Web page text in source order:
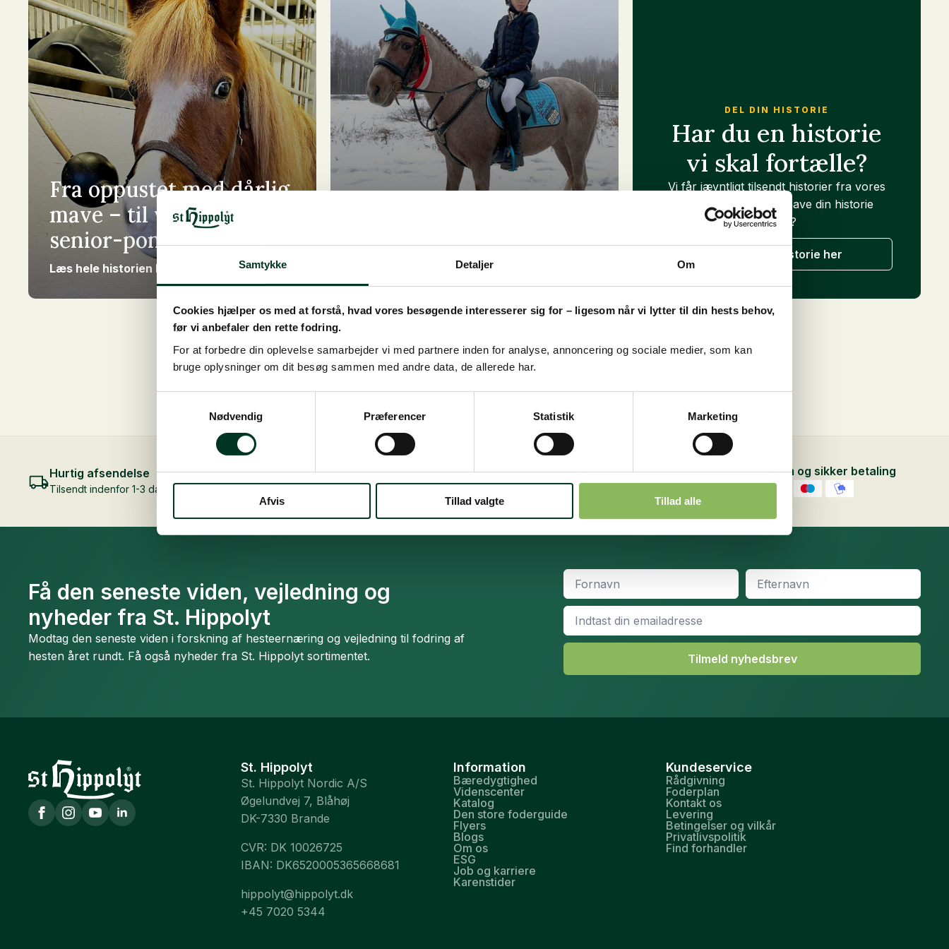
Samtykke Detaljer Om
Cookies hjælper os med at forstå, hvad vores besøgende interesserer sig for – ligesom når vi lytter til din hests behov,
før vi anbefaler den rette fodring.
For at forbedre din oplevelse samarbejder vi med partnere inden for analyse, annoncering og sociale medier, som kan
bruge oplysninger om dit besøg sammen med andre data, de allerede har.
Nødvendig
Præferencer Statistik Marketing
Afvis Tillad valgte Tillad alle
Fra oppustet med dårlig
mave – til veltilpas
senior-pony
Læs hele historien her
28 år!
Læs hele historien her
DEL DIN HISTORIE
Har du en historie
vi skal fortælle?
Vi får jævntligt tilsendt historier fra vores
kunder. Vil du også have din historie
fortalt?
Send os din historie her
Har du en historie vi skal dele?
Hos St. Hippolyt Danmark får vi jævntligt tilsendt historier fra
vores kunder. Vil du også have din historie fortalt?
Hurtig afsendelse
Tilsendt indenfor 1-3 dage
Fri fragt
Ved køb over 1.500,-
Gratis foderrådgivning
Kontakt os på 7026 5344
Hurtig, nem og sikker betaling
Få den seneste viden, vejledning og
nyheder fra St. Hippolyt
Modtag den seneste viden i forskning af hesteernæring og vejledning til fodring af
hesten året rundt. Få også nyheder fra St. Hippolyt sortimentet.
Fornavn
Efternavn
Email
Tilmeld nyhedsbrev
St. Hippolyt
St. Hippolyt Nordic A/S
Øgelundvej 7, Blåhøj
DK-7330 Brande
CVR: DK 10026725
IBAN: DK6520005365668681
hippolyt@hippolyt.dk
+45 7020 5344
Information
Bæredygtighed
Videnscenter
Katalog
Den store foderguide
Flyers
Blogs
Om os
ESG
Job og karriere
Karenstider
Kundeservice
Rådgivning
Foderplan
Kontakt os
Levering
Betingelser og vilkår
Privatlivspolitik
Find forhandler
kan
på
varesiden
GOOOD Sensitiv Adult - Insekter
436,00DKK
TILFØJ